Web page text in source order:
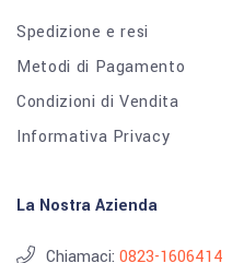
Spedizione e resi
Metodi di Pagamento
Condizioni di Vendita
Informativa Privacy
La Nostra Azienda
Chiamaci: 0823-1606414